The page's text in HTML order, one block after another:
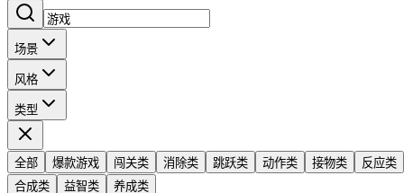
场景
风格
类型
全部 爆款游戏 闯关类 消除类 跳跃类 动作类 接物类
反应类
合成类
益智类 养成类